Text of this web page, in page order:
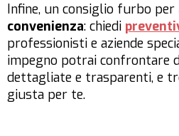
Infine, un consiglio furbo per
convenienza: chiedi
professionisti e aziende
impegno potrai confrontare
dettagliate e trasparenti, e
giusta per te.